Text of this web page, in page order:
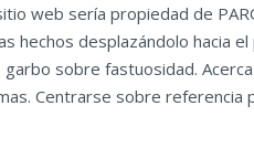
web serí­a propiedad de
hechos desplazándolo hacia
sobre fastuosidad.
Centrarse sobre